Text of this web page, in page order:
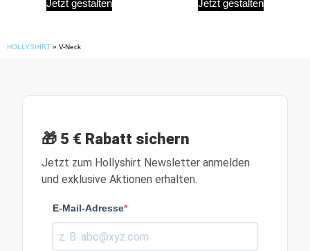
Jetzt gestalten Jetzt gestalten
HOLLYSHIRT » V-Neck
🎁 5 € Rabatt sichern
Jetzt zum Hollyshirt Newsletter anmelden
und exklusive Aktionen erhalten.
E-Mail-Adresse